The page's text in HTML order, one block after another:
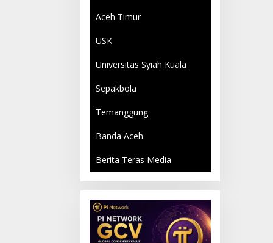
Aceh Timur
USK
Universitas Syiah Kuala
Sepakbola
Temanggung
Banda Aceh
Berita Teras Media